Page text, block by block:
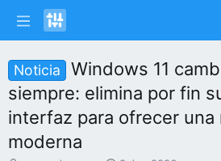
Noticia
Windows 11
siempre: elimina por fin
interfaz para ofrecer una
moderna